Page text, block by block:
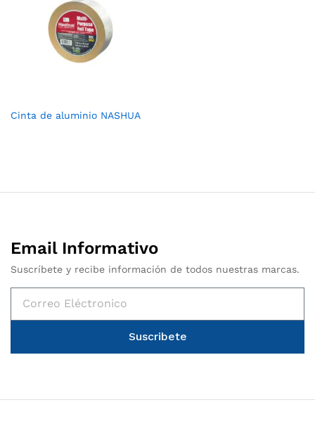
Cinta de aluminio NASHUA
Email Informativo
Suscríbete y recibe información de todos nuestras marcas.
Suscribete